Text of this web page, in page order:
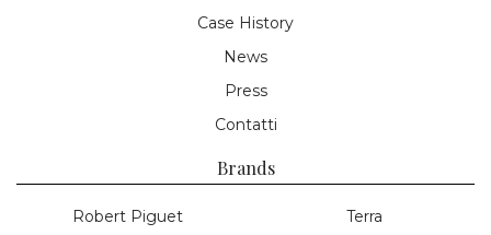
Case History
News
Press
Contatti
Brands
Robert Piguet
Terra